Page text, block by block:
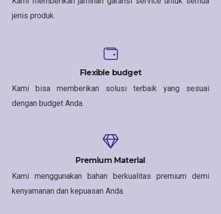
jenis produk.
Flexible budget
Kami bisa memberikan solusi terbaik yang sesuai
dengan budget Anda.
Premium Material
Kami menggunakan bahan berkualitas premium demi
kenyamanan dan kepuasan Anda.